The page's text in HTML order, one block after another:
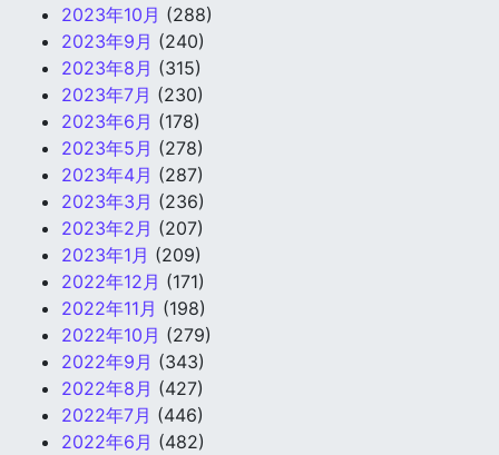
2023年10月 (288)
2023年9月 (240)
2023年8月 (315)
2023年7月 (230)
2023年6月 (178)
2023年5月 (278)
2023年4月 (287)
2023年3月 (236)
2023年2月 (207)
2023年1月 (209)
2022年12月 (171)
2022年11月 (198)
2022年10月 (279)
2022年9月 (343)
2022年8月 (427)
2022年7月 (446)
2022年6月 (482)